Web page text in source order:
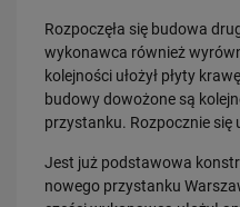
Rozpoczęła się budowa
wykonawca również
kolejności ułożył płyty
budowy dowożone są
przystanku. Rozpocznie się
Jest już podstawowa
nowego przystanku
31.07.2026
drogowy
PRZECZYTAJ